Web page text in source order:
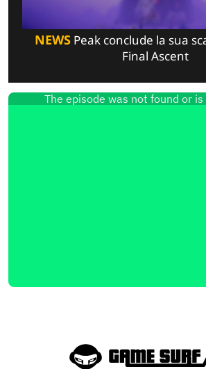
NEWSPeak conclude la sua
Final Ascent